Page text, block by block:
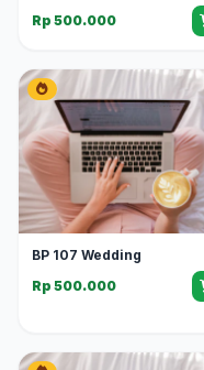
Rp 500.000
BP 107 Wedding
Rp 500.000